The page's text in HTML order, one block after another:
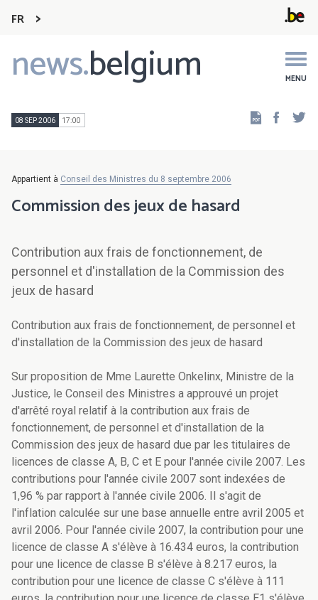
FR
news.belgium MENU
Main
navigation
08 SEP 2006 17:00
Appartient à Conseil des Ministres du 8 septembre 2006
Commission des jeux de hasard
Contribution aux frais de fonctionnement, de
personnel et d'installation de la Commission des
jeux de hasard
Contribution aux frais de fonctionnement, de personnel et
d'installation de la Commission des jeux de hasard
Sur proposition de Mme Laurette Onkelinx, Ministre de la
Justice, le Conseil des Ministres a approuvé un projet
d'arrêté royal relatif à la contribution aux frais de
fonctionnement, de personnel et d'installation de la
Commission des jeux de hasard due par les titulaires de
licences de classe A, B, C et E pour l'année civile 2007. Les
contributions pour l'année civile 2007 sont indexées de
1,96 % par rapport à l'année civile 2006. Il s'agit de
l'inflation calculée sur une base annuelle entre avril 2005 et
avril 2006. Pour l'année civile 2007, la contribution pour une
licence de classe A s'élève à 16.434 euros, la contribution
pour une licence de classe B s'élève à 8.217 euros, la
contribution pour une licence de classe C s'élève à 111